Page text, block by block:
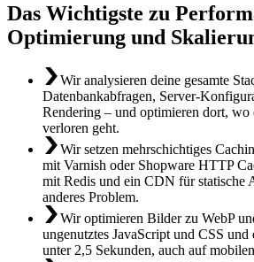
Das Wichtigste zu
Optimierung und
Wir analysieren deine gesamte
Datenbankabfragen, Server-
Rendering – und optimieren dort,
verloren geht.
Wir setzen mehrschichtiges
mit Varnish oder Shopware HTTP
mit Redis und ein CDN für statische
anderes Problem.
Wir optimieren Bilder zu WebP
ungenutztes JavaScript und CSS
unter 2,5 Sekunden, auch auf